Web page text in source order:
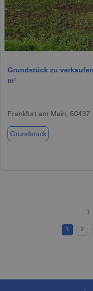
Grundstück zu
m²
Frankfurt am Main, 60437
Grundstück
1
1 2